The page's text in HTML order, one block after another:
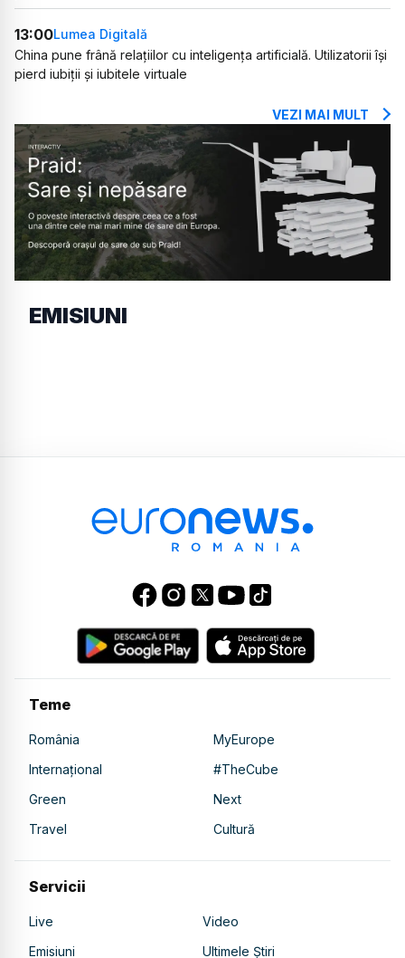
13:00Lumea Digitală
China pune frână relațiilor cu inteligența artificială. Utilizatorii își
pierd iubiții și iubitele virtuale
VEZI MAI MULT
EMISIUNI
Teme
România
MyEurope
Internațional
#TheCube
Green
Next
Travel
Cultură
Servicii
Live
Video
Emisiuni
Ultimele Știri